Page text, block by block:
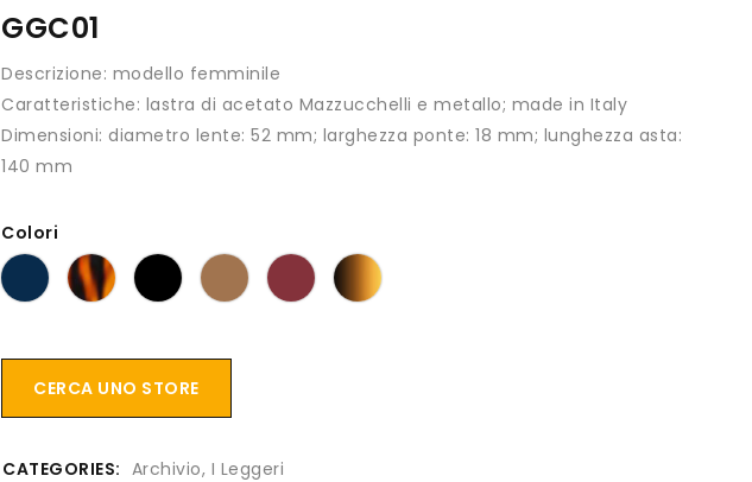
GGC01
Descrizione: modello femminile
Caratteristiche: lastra di acetato Mazzucchelli e metallo; made in Italy
Dimensioni: diametro lente: 52 mm; larghezza ponte: 18 mm; lunghezza asta:
140 mm
Colori
CERCA UNO STORE
CATEGORIES: Archivio, I Leggeri